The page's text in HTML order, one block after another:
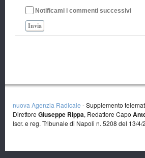
Notificami i commenti successivi
Invia
nuova Agenzia Radicale - Supplemento
Direttore Giuseppe Rippa, Redattore Capo
Iscr. e reg. Tribunale di Napoli n. 5208 del 13/